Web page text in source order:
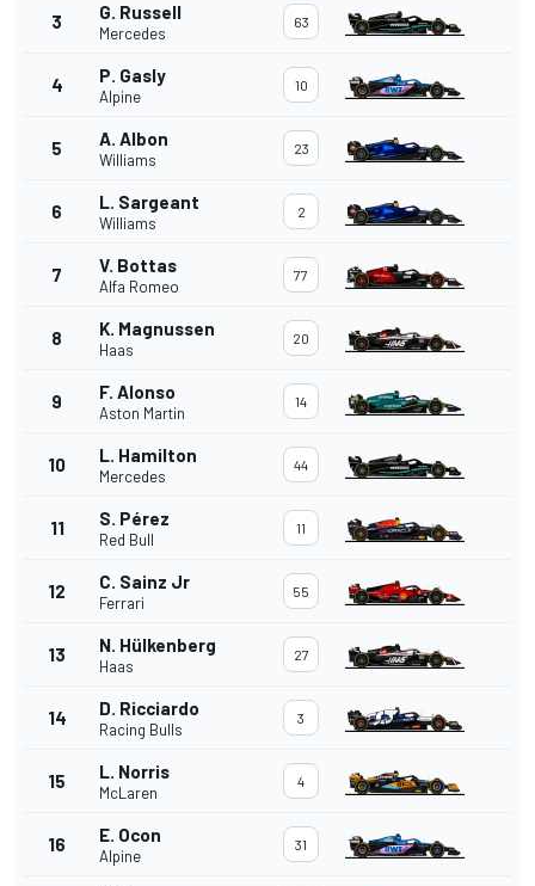
3 G. Russell
Mercedes
63
4 P. Gasly
Alpine
10
5 A. Albon
Williams
23
6 L. Sargeant
Williams
2
7 V. Bottas
Alfa Romeo
77
8 K. Magnussen
Haas
20
9 F. Alonso
Aston Martin
14
10 L. Hamilton
Mercedes
44
11 S. Pérez
Red Bull
11
12 C. Sainz Jr
Ferrari
55
13 N. Hülkenberg
Haas
27
14 D. Ricciardo
Racing Bulls
3
15 L. Norris
McLaren
4
16 E. Ocon
Alpine
31